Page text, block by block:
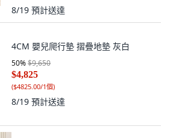
8/19 預計送達
4CM 嬰兒爬行墊 摺疊地墊 灰白
50%$9,650
$4,825
($4825.00/1個)
8/19 預計送達